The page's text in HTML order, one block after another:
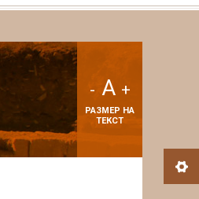
- A +
РАЗМЕР НА
ТЕКСТ